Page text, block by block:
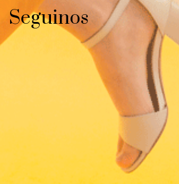
Seguinos